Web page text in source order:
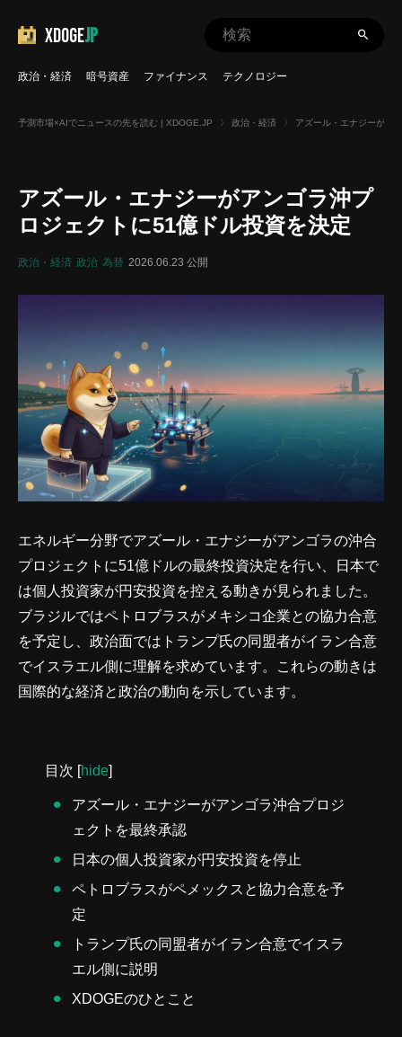
XDOGEJP
政治・経済 暗号資産 ファイナンス テクノロジー
予測市場×AIでニュースの先を読む | XDOGE.JP 〉 政治・経済 〉 アズール・エナジーがア
アズール・エナジーがアンゴラ沖プ
ロジェクトに51億ドル投資を決定
政治・経済 政治 為替 2026.06.23 公開
エネルギー分野でアズール・エナジーがアンゴラの沖合
プロジェクトに51億ドルの最終投資決定を行い、日本で
は個人投資家が円安投資を控える動きが見られました。
ブラジルではペトロブラスがメキシコ企業との協力合意
を予定し、政治面ではトランプ氏の同盟者がイラン合意
でイスラエル側に理解を求めています。これらの動きは
国際的な経済と政治の動向を示しています。
目次 [hide]
アズール・エナジーがアンゴラ沖合プロジ
ェクトを最終承認
日本の個人投資家が円安投資を停止
ペトロブラスがペメックスと協力合意を予
定
トランプ氏の同盟者がイラン合意でイスラ
エル側に説明
XDOGEのひとこと